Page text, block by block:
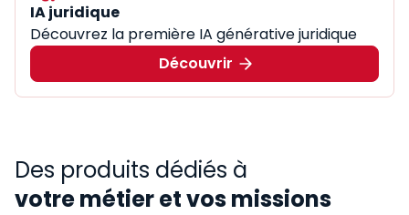
IA juridique
Découvrez la première IA générative juridique
Découvrir
Des produits dédiés à
votre métier et vos missions